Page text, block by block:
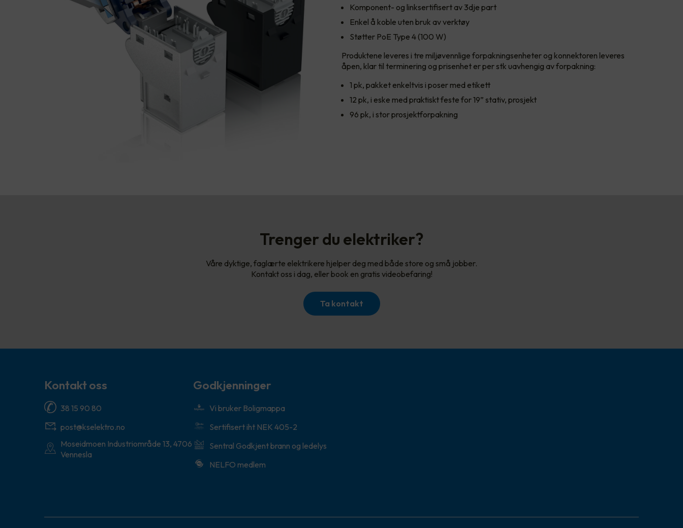
Komponent- og linksertifisert av 3dje part
Enkel å koble uten bruk av verktøy
Støtter PoE Type 4 (100 W)
Produktene leveres i tre miljøvennlige forpakningsenheter og konnektoren leveres
åpen, klar til terminering og prisenhet er per stk uavhengig av forpakning:
1 pk, pakket enkeltvis i poser med etikett
12 pk, i eske med praktiskt feste for 19” stativ, prosjekt
96 pk, i stor prosjektforpakning
Trenger du elektriker?
Våre dyktige, faglærte elektrikere hjelper deg med både store og små jobber.
Kontakt oss i dag, eller book en gratis videobefaring!
Ta kontakt
Kontakt oss
38 15 90 80
post@kselektro.no
Moseidmoen Industriområde 13, 4706
Vennesla
Godkjenninger
Vi bruker Boligmappa
Sertifisert iht NEK 405-2
Sentral Godkjent brann og ledelys
NELFO medlem